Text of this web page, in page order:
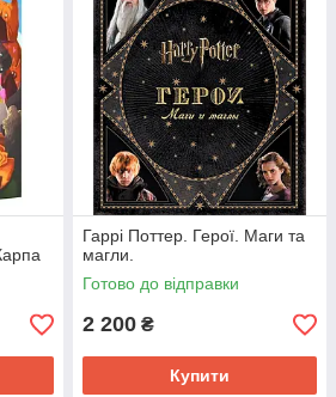
Гаррі Поттер. Герої. Маги та
магли.
Готово до відправки
2 200 ₴
Купити